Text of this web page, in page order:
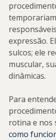
expressão.
sulcos; ele
muscular,
dinâmicas.
Para
rotina e nos
como